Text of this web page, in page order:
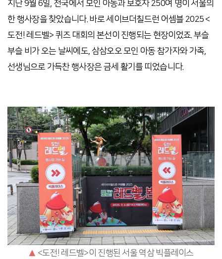
지난 9월 6일, 전국에서 모인 아동과 보호자 250여 명이 서울의
한 행사장을 찾았습니다. 바로 세이브더칠드런 어셈블 2025 <
도전! 레드벨> 퀴즈 대회의 본선이 진행되는 현장이었죠. 부슬
부슬 비가 오는 날씨에도, 삼삼오오 모인 아동 참가자와 가족,
선생님으로 가득찬 행사장은 금세 활기를 띠었습니다.
▲ <도전! 레드벨>이 진행된 서울 역삼 빅플레이스